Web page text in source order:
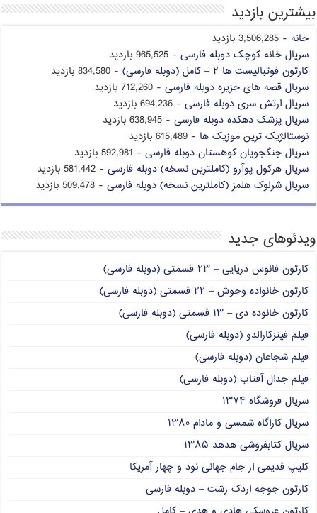
بیشترین بازدید
خانه - 3,506,285 بازدید
سریال خانه کوچک دوبله فارسی - 965,525 بازدید
کارتون فوتبالیست ها ۲ – کامل (دوبله فارسی)
- 834,580 بازدید
سریال قصه های جزیره دوبله فارسی - 712,260 بازدید
سریال ارتش سری دوبله فارسی - 694,236 بازدید
سریال پزشک دهکده دوبله فارسی - 638,945 بازدید
نوستالژیک ترین موزیک ها - 615,489 بازدید
سریال جنگجویان کوهستان دوبله فارسی - 592,981 بازدید
سریال هرکول پوآرو (کاملترین نسخه) دوبله فارسی - 581,442 بازدید
سریال شرلوک هلمز (کاملترین نسخه) دوبله فارسی - 509,478 بازدید
ویدئوهای جدید
کارتون فانوس دریایی – ۲۳ قسمتی (دوبله فارسی)
کارتون خانواده وحوش – ۲۲ قسمتی (دوبله فارسی)
کارتون خانوده دی – ۱۳ قسمتی (دوبله فارسی)
فیلم فیتزکارالدو (دوبله فارسی)
فیلم شجاعان (دوبله فارسی)
فیلم جدال آفتاب (دوبله فارسی)
سریال فروشگاه ۱۳۷۴
سریال کاراگاه شمسی و مادام ۱۳۸۰
سریال کتابفروشی هدهد ۱۳۸۵
کلیپ قدیمی از جام جهانی نود و چهار آمریکا
کارتون جوجه اردک زشت – دوبله فارسی